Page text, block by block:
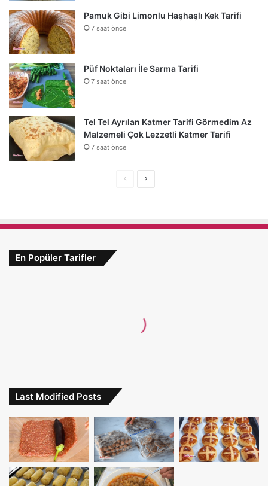
Pamuk Gibi Limonlu Haşhaşlı Kek Tarifi
7 saat önce
Püf Noktaları İle Sarma Tarifi
7 saat önce
Tel Tel Ayrılan Katmer Tarifi Görmedim Az
Malzemeli Çok Lezzetli Katmer Tarifi
7 saat önce
ÖncekiSonraki
En Popüler Tarifler
Last Modified Posts